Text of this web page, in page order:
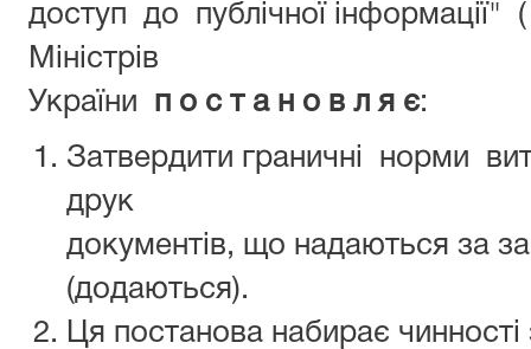
доступ до публічної інформації"
Міністрів
України п о с т а н о в л я є:
Затвердити граничні норми
друк
документів, що надаються за
(додаються).
Ця постанова набирає